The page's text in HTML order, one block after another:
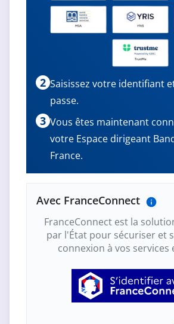
2 Saisissez votre identifiant
passe.
3 Vous êtes maintenant
votre Espace dirigeant
France.
Avec FranceConnect
FranceConnect est la
par l'État pour sécuriser et
connexion à vos services